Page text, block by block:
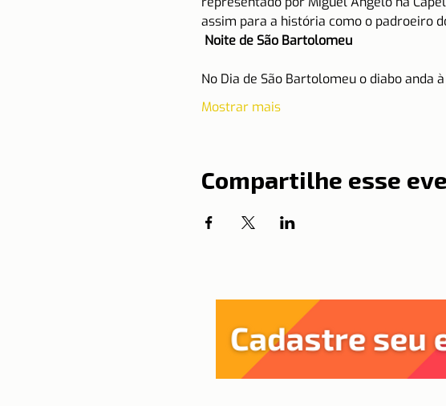
assim para a história como o padroeiro
Noite de São Bartolomeu
No Dia de São Bartolomeu o diabo anda
Mostrar mais
Compartilhe esse